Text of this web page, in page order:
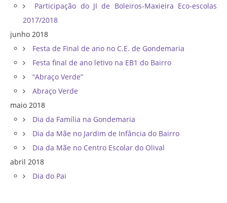
Participação do JI de Boleiros-Maxieira Eco-escolas
2017/2018
junho 2018
Festa de Final de ano no C.E. de Gondemaria
Festa final de ano letivo na EB1 do Bairro
“Abraço Verde”
Abraço Verde
maio 2018
Dia da Família na Gondemaria
Dia da Mãe no Jardim de Infância do Bairro
Dia da Mãe no Centro Escolar do Olival
abril 2018
Dia do Pai